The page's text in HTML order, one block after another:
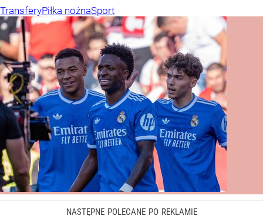
TransferyPiłka nożnaSport